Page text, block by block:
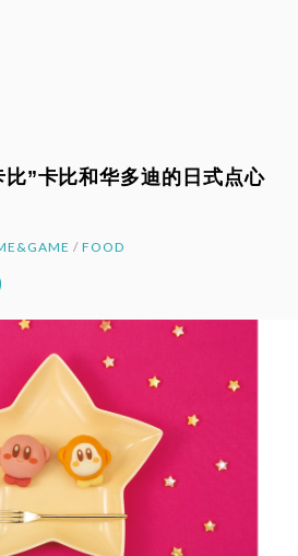
”卡比和华多迪的日式点心
/ FOOD